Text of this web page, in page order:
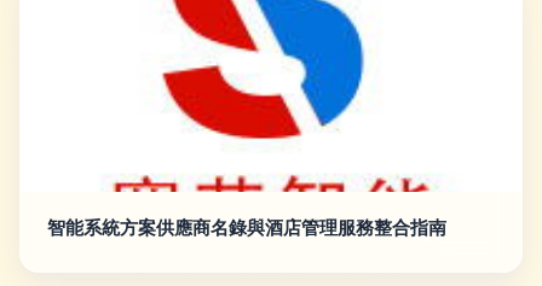
智能系統方案供應商名錄與酒店管理服務整合指南